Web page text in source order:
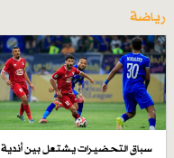
رياضة
سباق التحضيرات يشتعل بين أندية